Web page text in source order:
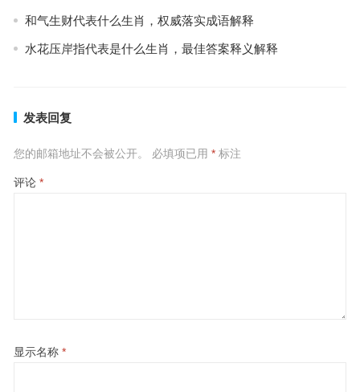
和气生财代表什么生肖，权威落实成语解释
水花压岸指代表是什么生肖，最佳答案释义解释
发表回复
您的邮箱地址不会被公开。 必填项已用 *标注
评论 *
显示名称 *